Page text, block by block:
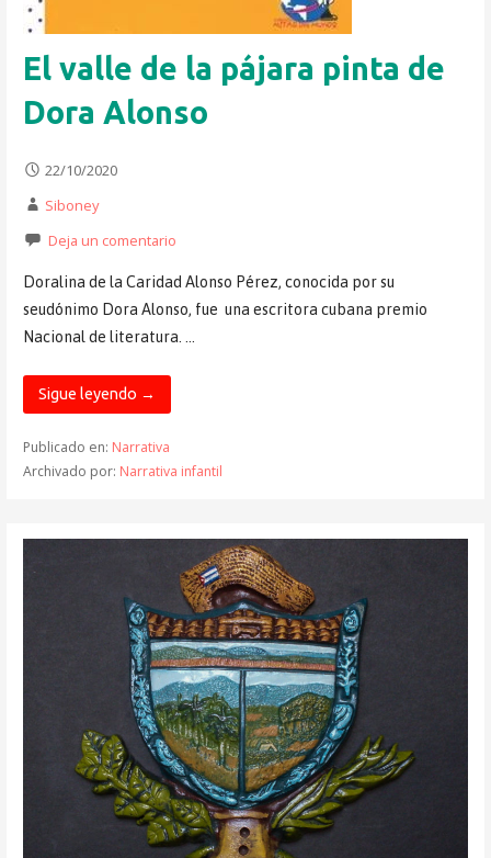
El valle de la pájara pinta de
Dora Alonso
22/10/2020
Siboney
Deja un comentario
Doralina de la Caridad Alonso Pérez, conocida por su
seudónimo Dora Alonso, fue una escritora cubana premio
Nacional de literatura. …
Sigue leyendo →
Publicado en: Narrativa
Archivado por: Narrativa infantil